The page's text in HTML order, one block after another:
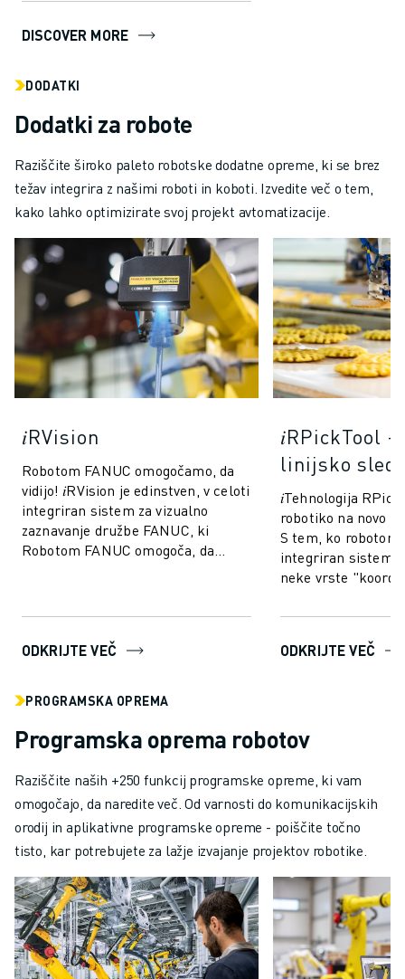
DISCOVER MORE
DODATKI
Dodatki za robote
Raziščite široko paleto robotske dodatne opreme, ki se brez
težav integrira z našimi roboti in koboti. Izvedite več o tem,
kako lahko optimizirate svoj projekt avtomatizacije.
𝑖RVision
Robotom FANUC omogočamo, da
vidijo! 𝑖RVision je edinstven, v celoti
integriran sistem za vizualno
zaznavanje družbe FANUC, ki
Robotom FANUC omogoča, da
ODKRIJTE VEČ
𝑖RPickTool -
linijsko
𝑖Tehnologija
robotiko na novo
S tem, ko robotom
integriran sistem
neke vrste
ODKRIJTE VEČ
PROGRAMSKA OPREMA
Programska oprema robotov
Raziščite naših +250 funkcij programske opreme, ki vam
omogočajo, da naredite več. Od varnosti do komunikacijskih
orodij in aplikativne programske opreme - poiščite točno
tisto, kar potrebujete za lažje izvajanje projektov robotike.